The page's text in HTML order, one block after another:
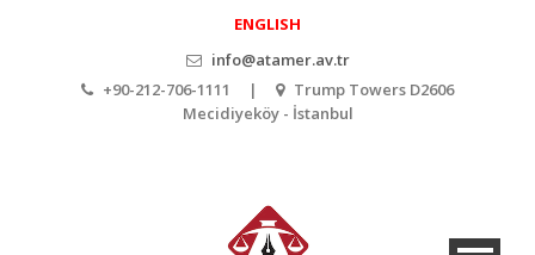
ENGLISH
info@atamer.av.tr
+90-212-706-1111 |
Trump Towers D2606
Mecidiyeköy - İstanbul